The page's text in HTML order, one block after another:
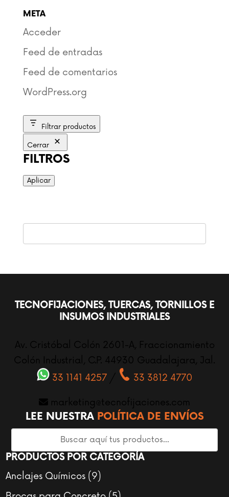
META
Acceder
Feed de entradas
Feed de comentarios
WordPress.org
Filtrar productos
Cerrar
FILTROS
Aplicar
TECNOFIJACIONES, TUERCAS, TORNILLOS E
INSUMOS INDUSTRIALES
Av. Cristóbal Colón 2601-A, Fraccionamiento
Colón Industrial, C.P. 44930 Guadalajara, Jal.
33 1141 4257/ 33 3812 4770
marketing@tecnofijaciones.com
LEE NUESTRA POLÍTICA DE ENVÍOS
PRODUCTOS POR CATEGORÍA
Anclajes Químicos 99
productos